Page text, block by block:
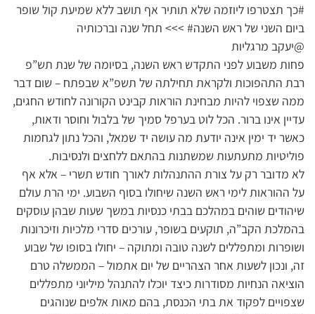
#כך תצטרפו ליוזמה שלא תותיר אף תושב ללא שמיעת קול שופר
ביום השני של ראש השנה# >>> תחל שנה וברכותיה
@יעקב מרגליות
פחות משבוע לפני התקדש ראש השנה, בסיומה של שנת תש”פ
רבת התהפוכות ולקראת תחילתה של תשפ”א שבפתח – שום דבר
ממה שצפוי להיות מבחינת הוראות קבינט הקורונה לחודש החגים,
עדיין אינו ברור. הכל לוט בערפל סמיך של בלבול וחוסר ודאות,
כאשר יד ימין אינה יודעת מה עושה יד שמאל, והכל נתון לגחמות
פוליטיות מתעתעות שמשתנות בהתאם ללחצים ולנסיבות.
לא מדובר רק על צורת ההתנהלות לאורך חודש תשרי – אלא אף
על ההוראות לימי ראש השנה שיחולו בסוף השבוע. ימי הרת עולם
שיהודים שוהים במהלכם בבתי כנסיות במשך שעות שבהן עוסקים
בהמלכת הקב”ה, תוקעים בשופר, עורכים סדרי מלכיות וזיכרונות
ושופרות ומתפללים לשנה טובה ומתוקה – יחולו בסופו של שבוע
זה, ונכון לשעות אחר הצהריים של יום אתמול – הממשלה טרם
הוציאה הנחיות מסודרות כיצד יוכלו להתנהל מיליוני מתפללים
שצפויים לפקוד את בתי הכנסת, בהם מאות אלפים שנוהגים